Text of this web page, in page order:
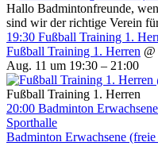
Hallo Badmintonfreunde,
sind wir der richtige Verein
19:30 Fußball Training 1.
Fußball Training 1. Herren
Aug. 11 um 19:30 – 21:00
Fußball Training 1. Herren
20:00 Badminton
Sporthalle
Badminton Erwachsene (freie